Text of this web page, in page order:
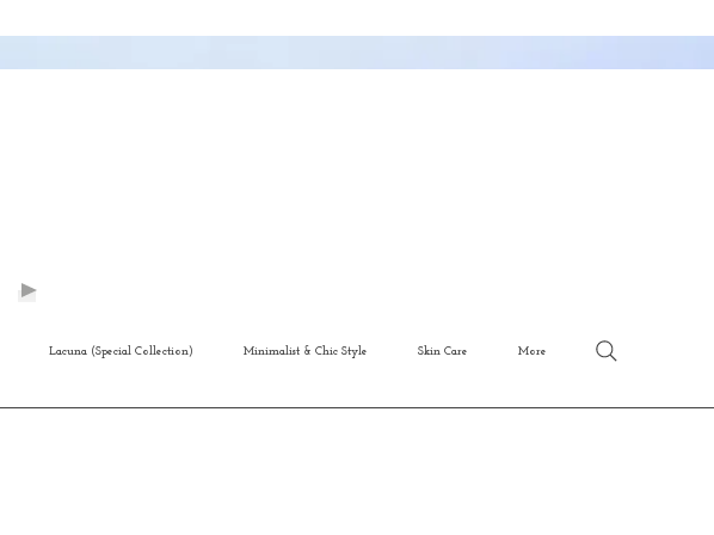
Lacuna (Special Collection) Minimalist & Chic Style Skin Care More